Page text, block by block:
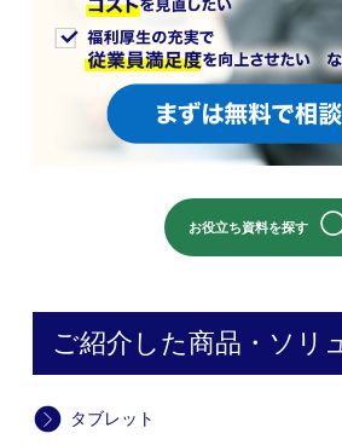
お役立ち資料を探す
ご紹介した商品・ソリ
タブレット